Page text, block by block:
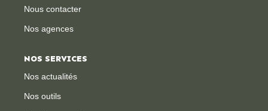
Nous contacter
Nos agences
NOS SERVICES
Nos actualités
Nos outils